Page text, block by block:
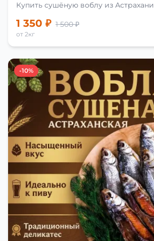
Купить сушёную воблу из Астрахани
1 350 ₽ 1 500 ₽
от 2кг
-10%